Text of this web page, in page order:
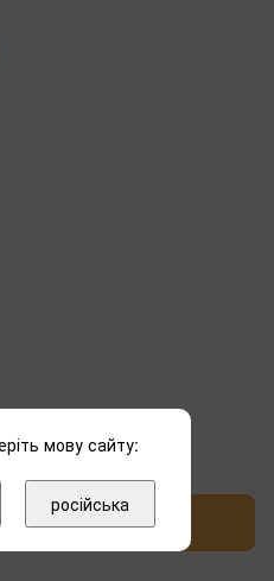
відгук
відгук
мову сайту:
російська